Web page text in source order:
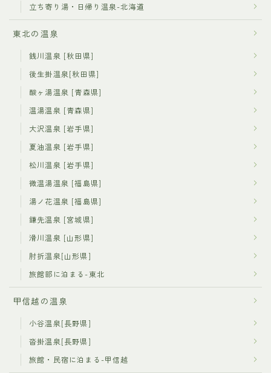
立ち寄り湯・日帰り温泉-北海道
東北の温泉
銭川温泉 [秋田県]
後生掛温泉[秋田県]
酸ヶ湯温泉 [青森県]
温湯温泉 [青森県]
大沢温泉 [岩手県]
夏油温泉 [岩手県]
松川温泉 [岩手県]
微温湯温泉 [福島県]
湯ノ花温泉 [福島県]
鎌先温泉 [宮城県]
滑川温泉 [山形県]
肘折温泉[山形県]
旅館部に泊まる-東北
甲信越の温泉
小谷温泉[長野県]
沓掛温泉[長野県]
旅館・民宿に泊まる-甲信越